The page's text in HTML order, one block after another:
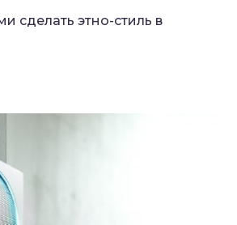
сделать этно-стиль в